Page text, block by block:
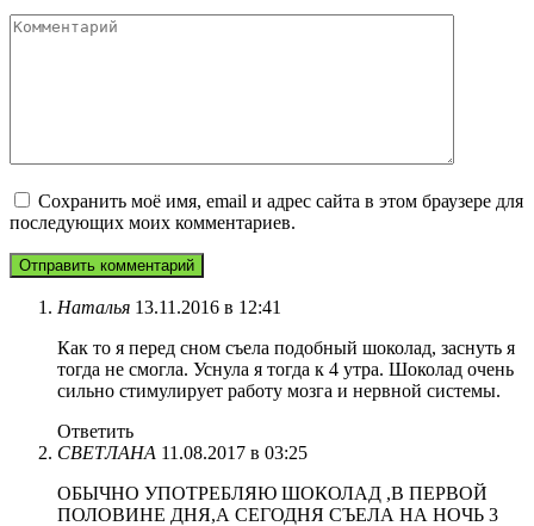
Комментарий
Сохранить моё имя, email и адрес сайта в этом браузере для
последующих моих комментариев.
Наталья 13.11.2016 в 12:41
Как то я перед сном съела подобный шоколад, заснуть я
тогда не смогла. Уснула я тогда к 4 утра. Шоколад очень
сильно стимулирует работу мозга и нервной системы.
Ответить
СВЕТЛАНА 11.08.2017 в 03:25
ОБЫЧНО УПОТРЕБЛЯЮ ШОКОЛАД ,В ПЕРВОЙ
ПОЛОВИНЕ ДНЯ,А СЕГОДНЯ СЪЕЛА НА НОЧЬ 3